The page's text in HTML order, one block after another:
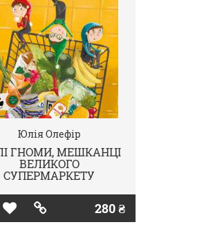
Юлія Олефір
ГНОМИ, МЕШКАНЦІ
ВЕЛИКОГО
СУПЕРМАРКЕТУ
280 ₴